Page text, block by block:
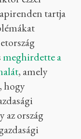
tartja
meghirdette a
, amely
hogy
az ország